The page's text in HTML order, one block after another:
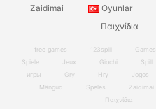
Zaidimai
Oyunlar
Παιχνίδια
free games 123spill Games
Spiele
Jeux Giochi Spill
игры
Gry Hry Jogos
Mängud
Speles Zaidimai
Παιχνίδια